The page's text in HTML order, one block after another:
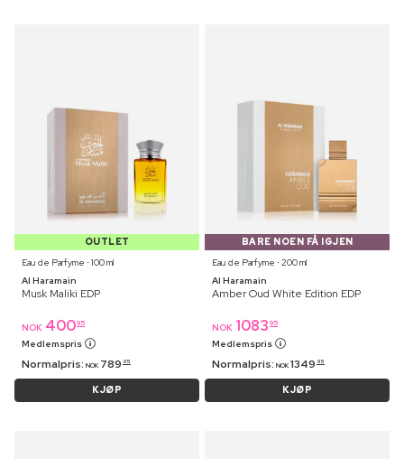
OUTLET
Eau de Parfyme ⋅ 100 ml
Al Haramain
Musk Maliki EDP
NOK 40095
Medlemspris
Normalpris: NOK 789 95
KJØP
BARE NOEN FÅ IGJEN
Eau de Parfyme ⋅ 200 ml
Al Haramain
Amber Oud White Edition EDP
NOK 1083 95
Medlemspris
Normalpris: NOK 1349 95
KJØP